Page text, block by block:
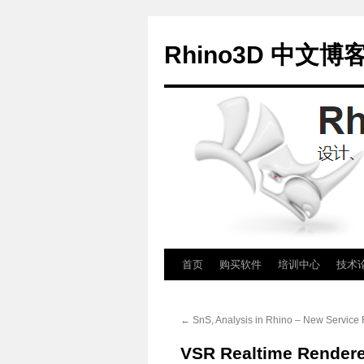
Rhino3D 中文博
首页 购买软件 培训中心 技术
← SnS, Analysis in Rhino – New Service
VSR Realtime